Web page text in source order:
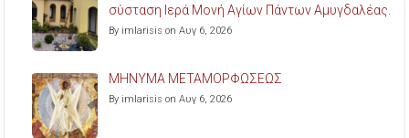
σύσταση Ιερά Μονή Αγίων Πάντων Αμυγδαλέας.
By imlarisis on Αυγ 6, 2026
ΜΗΝΥΜΑ ΜΕΤΑΜΟΡΦΩΣΕΩΣ
By imlarisis on Αυγ 6, 2026